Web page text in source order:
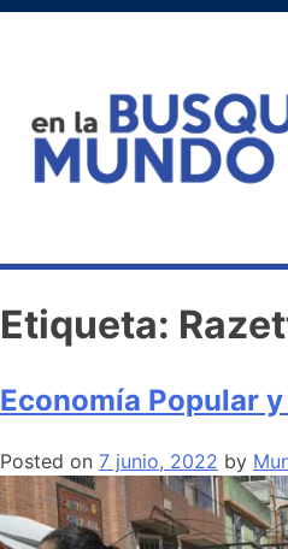
Etiqueta:
Economía Popular
Posted on 7 junio, 2022 by